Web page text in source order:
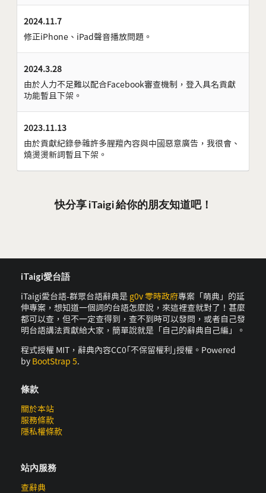
2024.11.7
修正iPhone、iPad聲音播放問題。
2024.3.28
由於人力不足難以配合Facebook審查機制，登入具名貢獻
功能暫且下架。
2023.11.13
由於貢獻紀錄參雜許多腥羶內容與中國惡意廣告，我很會、
燒燙燙新詞暫且下架。
快分享 iTaigi 給你的朋友知道吧！
iTaigi愛台語
iTaigi愛台語-群眾台語辭典是 g0v 零時政府專案「萌典」的延
伸專案，想知道一個詞的台語怎麼說，來這裡查就對了！甚麼
都可以查，但不一定查得到，查不到時可以發問，或者自己發
明台語講法貢獻給大家，簡單說就是「自己的辭典自己編」。
程式授權 MIT，辭典內容CC0｢不保留權利｣授權。Powered
by BootStrap 5.
條款
關於本站
服務條款
隱私權條款
站內服務
查辭典